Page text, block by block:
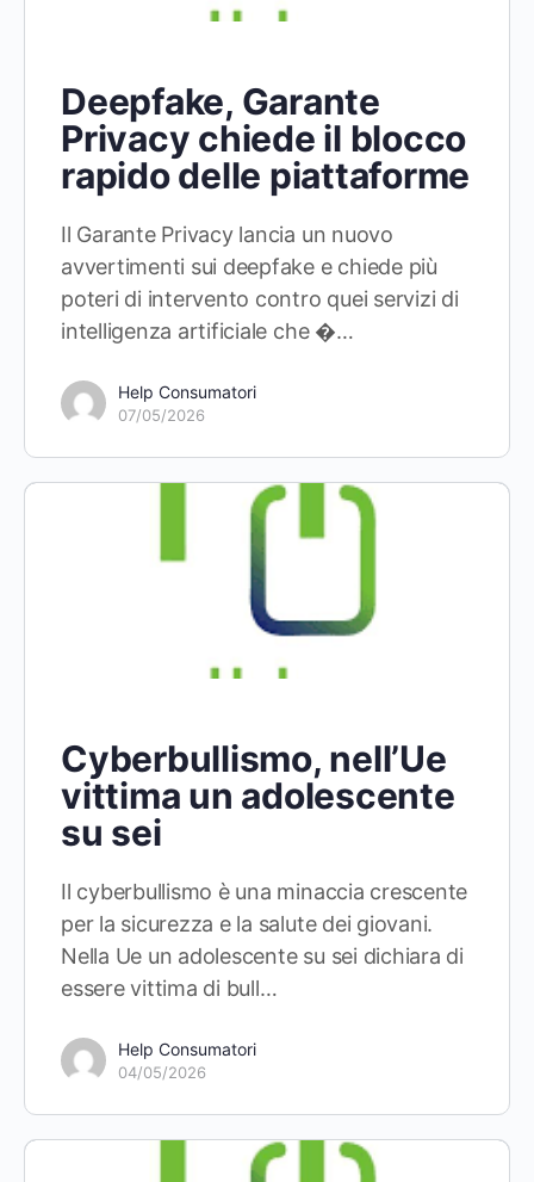
Deepfake, Garante
Privacy chiede il blocco
rapido delle piattaforme
Il Garante Privacy lancia un nuovo
avvertimenti sui deepfake e chiede più
poteri di intervento contro quei servizi di
intelligenza artificiale che �…
Help Consumatori
07/05/2026
Cyberbullismo, nell’Ue
vittima un adolescente
su sei
Il cyberbullismo è una minaccia crescente
per la sicurezza e la salute dei giovani.
Nella Ue un adolescente su sei dichiara di
essere vittima di bull…
Help Consumatori
04/05/2026